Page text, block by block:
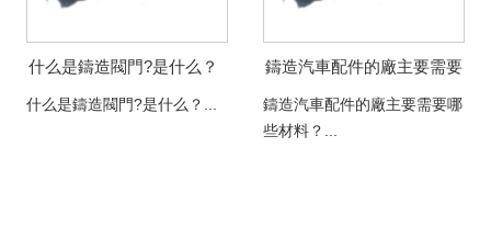
什么是鑄造閥門?是什么？
什么是鑄造閥門?是什么？...
鑄造汽車配件的廠主要需要
哪些材料？
鑄造汽車配件的廠主要需要哪
些材料？...